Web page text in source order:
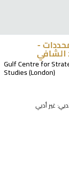
-
Gulf Centre for
Studies (London)
غير أدبي